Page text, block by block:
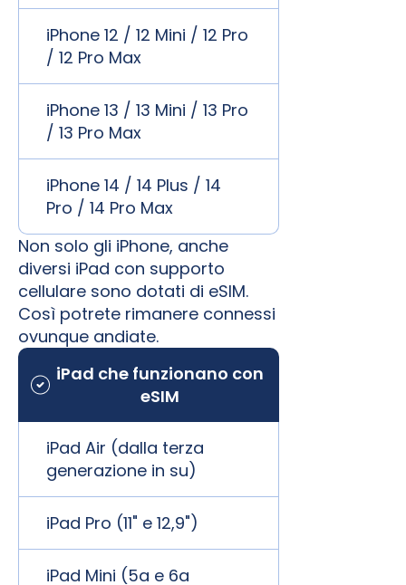
iPhone 12 / 12 Mini / 12 Pro
/ 12 Pro Max
iPhone 13 / 13 Mini / 13 Pro
/ 13 Pro Max
iPhone 14 / 14 Plus / 14
Pro / 14 Pro Max
Non solo gli iPhone, anche
diversi iPad con supporto
cellulare sono dotati di eSIM.
Così potrete rimanere connessi
ovunque andiate.
iPad che funzionano con
eSIM
iPad Air (dalla terza
generazione in su)
iPad Pro (11" e 12,9")
iPad Mini (5a e 6a